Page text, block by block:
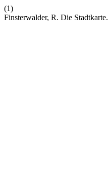
(1)
Finsterwalder, R. Die Stadtkarte.